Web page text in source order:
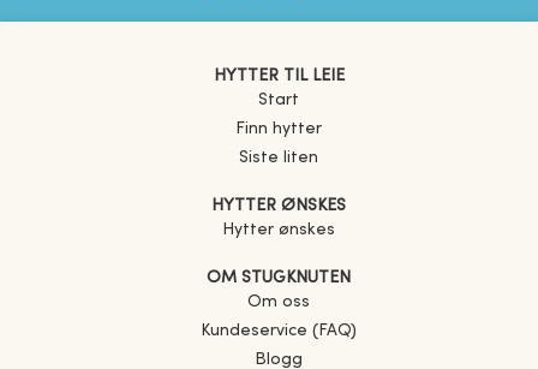
HYTTER TIL LEIE
Start
Finn hytter
Siste liten
HYTTER ØNSKES
Hytter ønskes
OM STUGKNUTEN
Om oss
Kundeservice (FAQ)
Blogg